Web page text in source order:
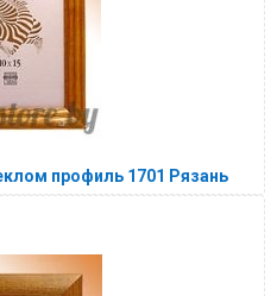
профиль 1701 Рязань